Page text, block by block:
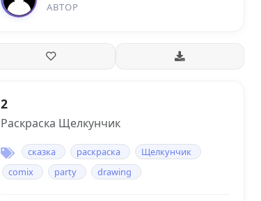
АВТОР
2
Раскраска Щелкунчик
сказка раскраска
Щелкунчик
comix
party drawing